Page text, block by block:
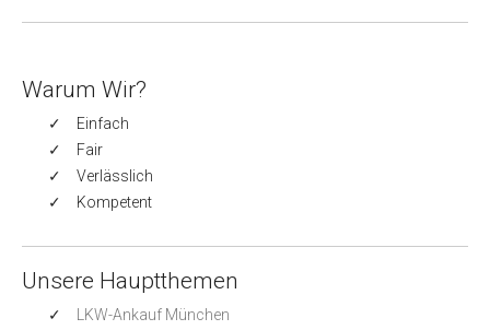
Warum Wir?
Einfach
Fair
Verlässlich
Kompetent
Unsere Hauptthemen
LKW-Ankauf München